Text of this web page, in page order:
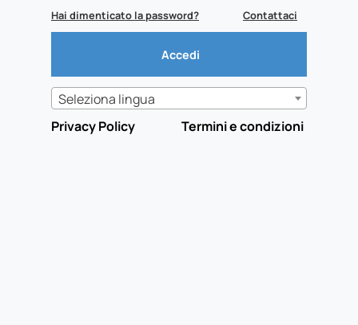
Hai dimenticato la password? Contattaci
Seleziona lingua
Privacy Policy
Termini e condizioni